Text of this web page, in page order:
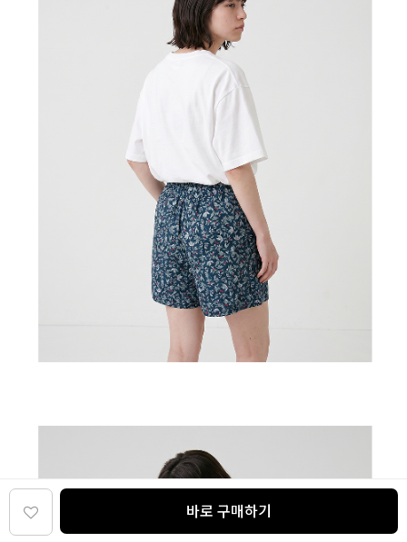
바로 구매하기